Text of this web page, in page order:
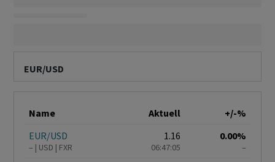
EUR/USD
Name Aktuell
+/-%
EUR/USD
– USD FXR
1.16
06:47:05
0.00%
–